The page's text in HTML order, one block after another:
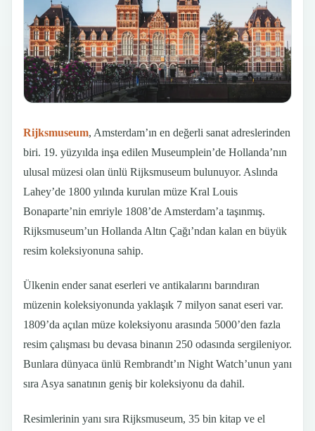
Rijksmuseum, Amsterdam’ın en değerli sanat adreslerinden
biri. 19. yüzyılda inşa edilen Museumplein’de Hollanda’nın
ulusal müzesi olan ünlü Rijksmuseum bulunuyor. Aslında
Lahey’de 1800 yılında kurulan müze Kral Louis
Bonaparte’nin emriyle 1808’de Amsterdam’a taşınmış.
Rijksmuseum’un Hollanda Altın Çağı’ndan kalan en büyük
resim koleksiyonuna sahip.
Ülkenin ender sanat eserleri ve antikalarını barındıran
müzenin koleksiyonunda yaklaşık 7 milyon sanat eseri var.
1809’da açılan müze koleksiyonu arasında 5000’den fazla
resim çalışması bu devasa binanın 250 odasında sergileniyor.
Bunlara dünyaca ünlü Rembrandt’ın Night Watch’unun yanı
sıra Asya sanatının geniş bir koleksiyonu da dahil.
Resimlerinin yanı sıra Rijksmuseum, 35 bin kitap ve el